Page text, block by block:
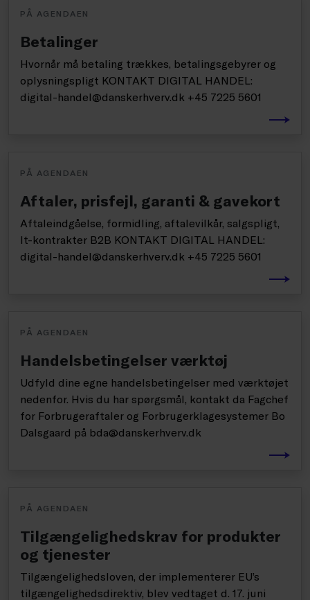
PÅ AGENDAEN
Betalinger
Hvornår må betaling trækkes, betalingsgebyrer og
oplysningspligt KONTAKT DIGITAL HANDEL:
digital-handel@danskerhverv.dk +45 7225 5601
PÅ AGENDAEN
Aftaler, prisfejl, garanti & gavekort
Aftaleindgåelse, formidling, aftalevilkår, salgspligt,
It-kontrakter B2B KONTAKT DIGITAL HANDEL:
digital-handel@danskerhverv.dk +45 7225 5601
PÅ AGENDAEN
Handelsbetingelser værktøj
Udfyld dine egne handelsbetingelser med værktøjet
nedenfor. Hvis du har spørgsmål, kontakt da Fagchef
for Forbrugeraftaler og Forbrugerklagesystemer Bo
Dalsgaard på bda@danskerhverv.dk
PÅ AGENDAEN
Tilgængelighedskrav for produkter
og tjenester
Tilgængelighedsloven, der implementerer EU’s
tilgængelighedsdirektiv, blev vedtaget d. 17. juni